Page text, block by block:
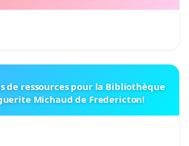
de ressources pour la Bibliothèque
Michaud de Fredericton!